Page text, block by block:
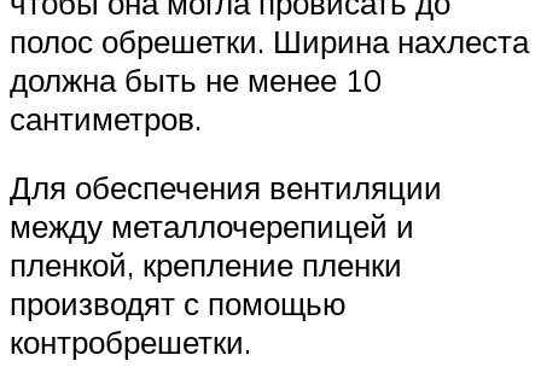
полос обрешетки. Ширина нахлеста
должна быть не менее 10
сантиметров.
Для обеспечения вентиляции
между металлочерепицей и
пленкой, крепление пленки
производят с помощью
контробрешетки.